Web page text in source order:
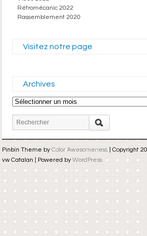
Rétromécanic 2022
Rassemblement 2020
Visitez notre page
Archives
Archives
Pinbin Theme by Color Awesomeness| Copyright
vw Catalan | Powered by WordPress